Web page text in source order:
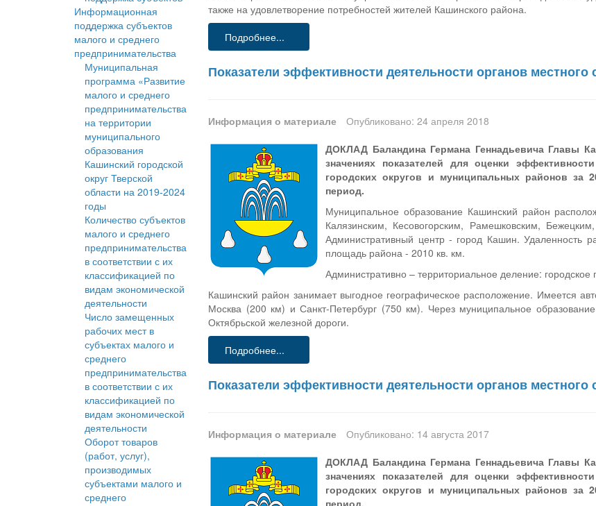
Информационная
поддержка субъектов
малого и среднего
предпринимательства
Муниципальная
программа «Развитие
малого и среднего
предпринимательства
на территории
муниципального
образования
Кашинский городской
округ Тверской
области на 2019-2024
годы
Количество субъектов
малого и среднего
предпринимательства
в соответствии с их
классификацией по
видам экономической
деятельности
Число замещенных
рабочих мест в
субъектах малого и
среднего
предпринимательства
в соответствии с их
классификацией по
видам экономической
деятельности
Оборот товаров
(работ, услуг),
производимых
субъектами малого и
среднего
также на удовлетворение потребностей жителей Кашинского района.
Подробнее...
Показатели эффективности деятельности органов местного
Информация о материале
Опубликовано: 24 апреля 2018
ДОКЛАД Баландина Германа Геннадьевича Главы
значениях показателей для оценки
городских округов и муниципальных районов за
период.
Муниципальное образование Кашинский район
Калязинским, Кесовогорским, Рамешковским,
Административный центр - город Кашин. Удаленность
площадь района - 2010 кв. км.
Административно – территориальное деление:
Кашинский район занимает выгодное географическое расположение. Имеется
Москва (200 км) и Санкт-Петербург (750 км). Через муниципальное
Октябрьской железной дороги.
Подробнее...
Показатели эффективности деятельности органов местного
Информация о материале
Опубликовано: 14 августа 2017
ДОКЛАД Баландина Германа Геннадьевича Главы
значениях показателей для оценки
городских округов и муниципальных районов за